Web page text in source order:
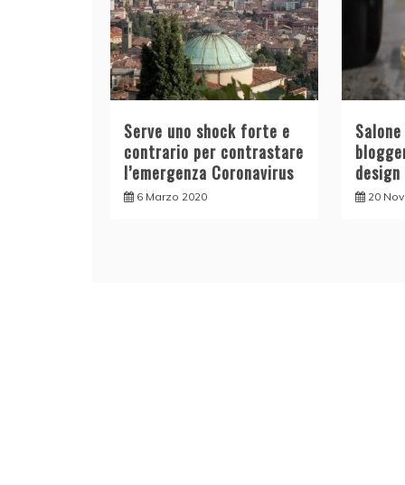
Serve uno shock forte e
contrario per contrastare
l’emergenza Coronavirus
6 Marzo 2020
design
20